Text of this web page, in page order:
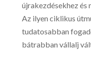
újrakezdésekhez és
Az ilyen ciklikus
tudatosabban
bátrabban vállalj